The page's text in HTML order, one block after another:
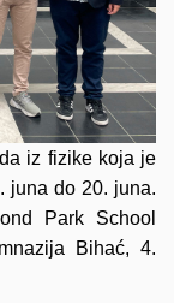
iz fizike koja je
juna do 20. juna.
Park School
Bihać, 4.